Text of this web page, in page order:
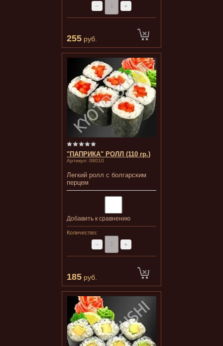
− +
255 руб.
"ПАПРИКА" РОЛЛ (110 гр.)
Артикул: 08010
Легкий ролл с болгарским
перцем
Добавить к сравнению
Количество:
− +
185 руб.